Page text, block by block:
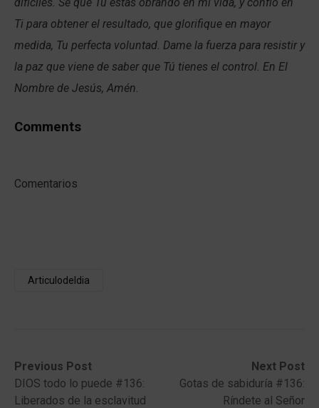
Ti para obtener el resultado, que glorifique en mayor
medida, Tu perfecta voluntad. Dame la fuerza para resistir y
la paz que viene de saber que Tú tienes el control. En El
Nombre de Jesús, Amén.
Comments
Comentarios
Articulodeldia
Post
navigation
Previous Post
Previous
post:DIOS todo lo puede #136:
Liberados de la esclavitud
Next Post
Next
post:
Gotas de sabiduría #136:
Ríndete al Señor